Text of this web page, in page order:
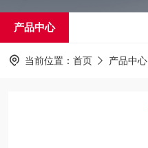
产品中心
当前位置： 首页 产品中心